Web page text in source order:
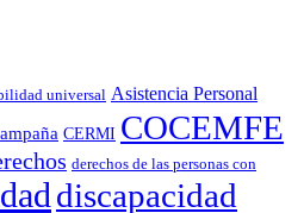
universal Asistencia Personal
CERMI COCEMFE
derechos de las personas con
discapacidad